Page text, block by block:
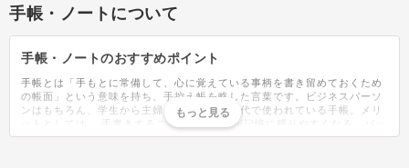
手帳・ノートについて
手帳・ノートのおすすめポイント
手帳とは「手もとに常備して、心に覚えている事柄を書き留めておくため
の帳面」という意味を持ち、手控え帳を略した言葉です。ビジネスパーソ
ンはもちろん、学生から主婦まで、幅広い世代で使われている手帳。メリ
ットとしては、 手書きすることで予定などが記憶に残りやすくなる、パッ
と見た時に一覧で情報を把握できるなどがあり、スマホを持っていても紙